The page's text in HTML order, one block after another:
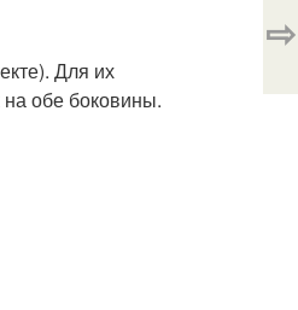
Для их
обе боковины.
⇨